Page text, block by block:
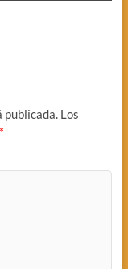
publicada. Los
*